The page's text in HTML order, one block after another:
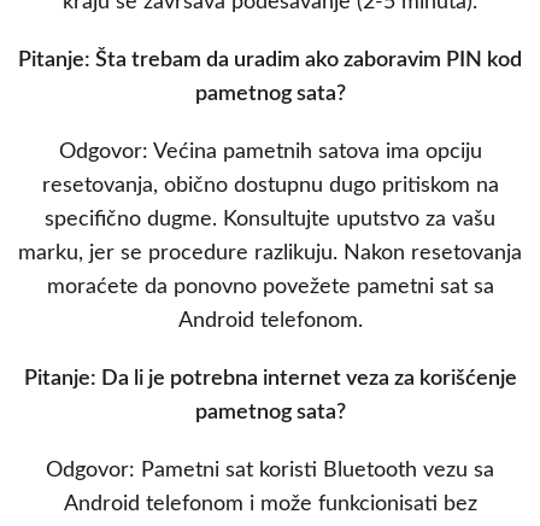
Pitanje: Šta trebam da uradim ako zaboravim PIN kod
pametnog sata?
Odgovor: Većina pametnih satova ima opciju
resetovanja, obično dostupnu dugo pritiskom na
specifično dugme. Konsultujte uputstvo za vašu
marku, jer se procedure razlikuju. Nakon resetovanja
moraćete da ponovno povežete pametni sat sa
Android telefonom.
Pitanje: Da li je potrebna internet veza za korišćenje
pametnog sata?
Odgovor: Pametni sat koristi Bluetooth vezu sa
Android telefonom i može funkcionisati bez